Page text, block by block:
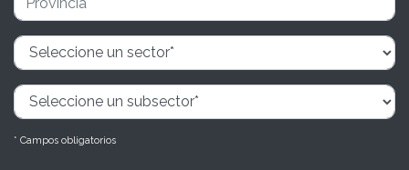
* Campos obligatorios